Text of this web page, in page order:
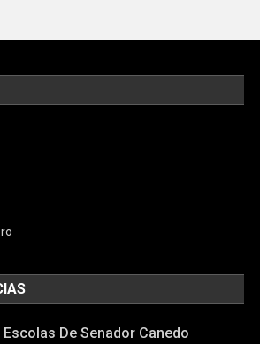
Escolas De Senador Canedo